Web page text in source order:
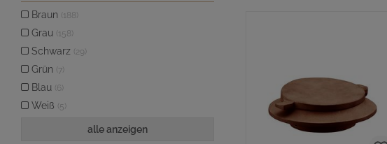
Braun (188)
Grau (158)
Schwarz (29)
Grün (7)
Blau (6)
Weiß (5)
alle anzeigen